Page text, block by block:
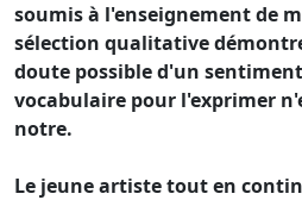
soumis à l'enseignement de
sélection qualitative
doute possible d'un
vocabulaire pour l'exprimer
notre.
Le jeune artiste tout en